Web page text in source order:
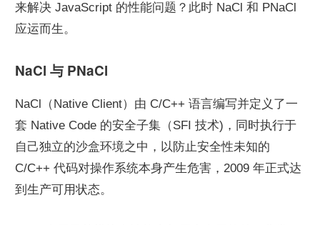
来解决 JavaScript 的性能问题？此时 NaCl 和 PNaCl
应运而生。
NaCl 与 PNaCl
NaCl（Native Client）由 C/C++ 语言编写并定义了一
套 Native Code 的安全子集（SFI 技术)，同时执行于
自己独立的沙盒环境之中，以防止安全性未知的
C/C++ 代码对操作系统本身产生危害，2009 年正式达
到生产可用状态。